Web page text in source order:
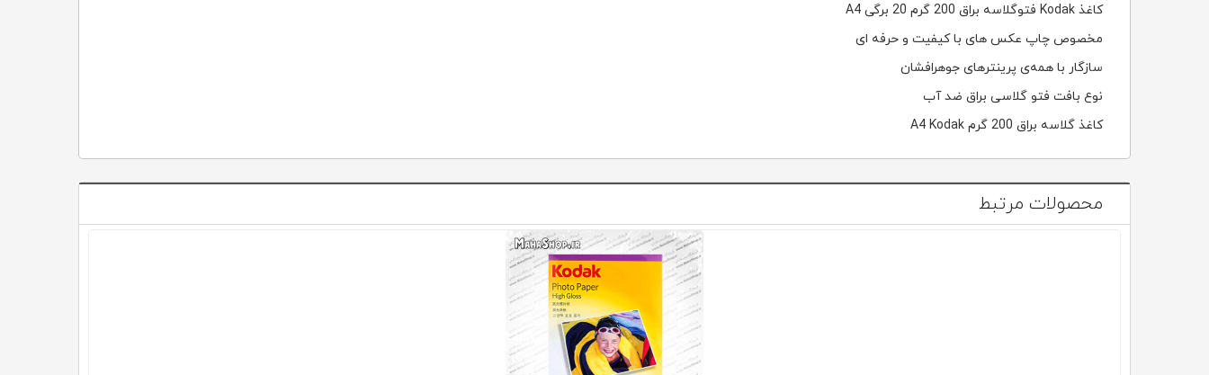
کاغذ Kodak فتوگلاسه براق 200 گرم 20 برگی A4
مخصوص چاپ عكس های با كيفيت و حرفه ای
سازگار با همه‌ی پرینترهای جوهرافشان
نوع بافت فتو گلاسی براق ضد آب
کاغذ گلاسه براق 200 گرم A4 Kodak
محصولات مرتبط